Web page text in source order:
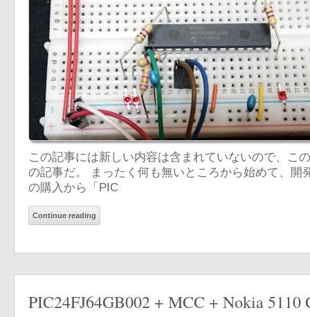
この記事には新しい内容は含まれていないので、こ
の記事だ。 まったく何も無いところから始めて、
の購入から「PIC
Continue reading
PIC24FJ64GB002 + MCC + Nokia